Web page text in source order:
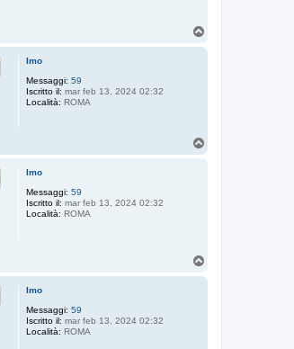
Imo
Messaggi: 59
Iscritto il: mar feb 13, 2024 02:32
Località: ROMA
Imo
Messaggi: 59
Iscritto il: mar feb 13, 2024 02:32
Località: ROMA
Imo
Messaggi: 59
Iscritto il: mar feb 13, 2024 02:32
Località: ROMA